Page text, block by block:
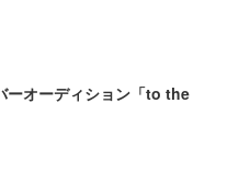
オーディション「to the